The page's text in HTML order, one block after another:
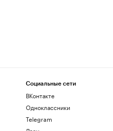
Социальные сети
ВКонтакте
Одноклассники
Telegram